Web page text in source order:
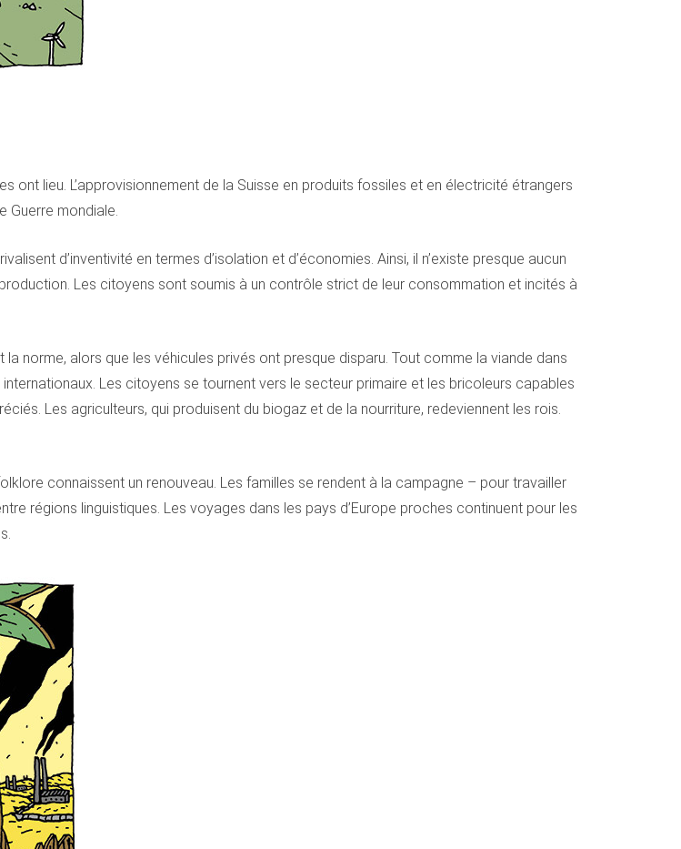
ont lieu. L’approvisionnement de la Suisse en produits fossiles et en électricité étrangers
Guerre mondiale.
d’inventivité en termes d’isolation et d’économies. Ainsi, il n’existe presque aucun
Les citoyens sont soumis à un contrôle strict de leur consommation et incités à
norme, alors que les véhicules privés ont presque disparu. Tout comme la viande dans
Les citoyens se tournent vers le secteur primaire et les bricoleurs capables
Les agriculteurs, qui produisent du biogaz et de la nourriture, redeviennent les rois.
connaissent un renouveau. Les familles se rendent à la campagne – pour travailler
régions linguistiques. Les voyages dans les pays d’Europe proches continuent pour les